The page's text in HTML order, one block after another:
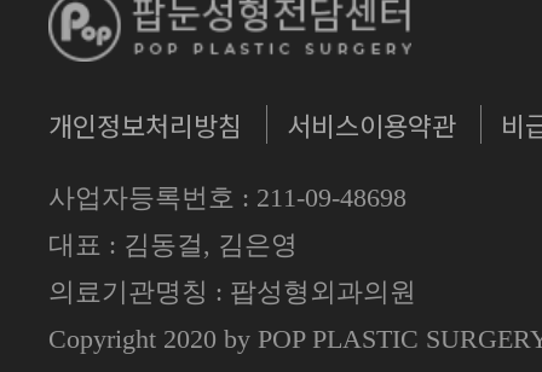
개인정보처리방침 서비스이용약관 비
사업자등록번호 : 211-09-48698
대표 : 김동걸, 김은영
의료기관명칭 : 팝성형외과의원
Copyright 2020 by POP PLASTIC